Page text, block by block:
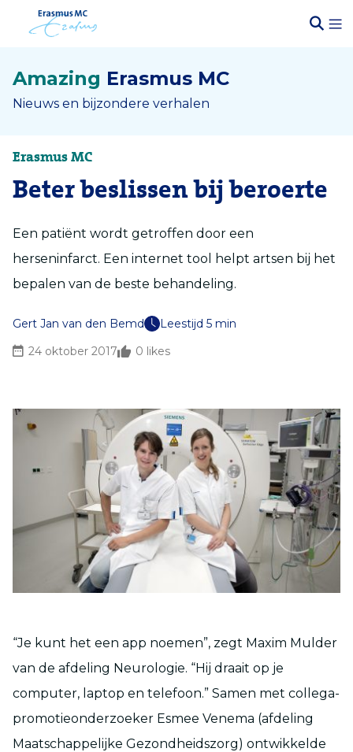
Amazing Erasmus MC
Nieuws en bijzondere verhalen
Erasmus MC
Beter beslissen bij beroerte
Een patiënt wordt getroffen door een
herseninfarct. Een internet tool helpt artsen bij het
bepalen van de beste behandeling.
Gert Jan van den Bemd
Leestijd 5 min
24 oktober 2017
0 likes
“Je kunt het een app noemen”, zegt Maxim Mulder
van de afdeling Neurologie. “Hij draait op je
computer, laptop en telefoon.” Samen met collega-
promotieonderzoeker Esmee Venema (afdeling
Maatschappelijke Gezondheidszorg) ontwikkelde